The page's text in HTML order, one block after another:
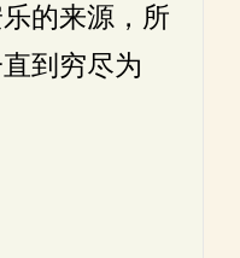
的来源，所
到穷尽为